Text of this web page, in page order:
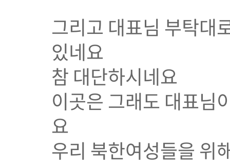
그리고 대표님 부탁대
있네요
참 대단하시네요
이곳은 그래도 대표님
요
우리 북한여성들을 위